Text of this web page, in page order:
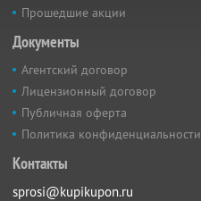
Прошедшие акции
Документы
Агентский договор
Лицензионный договор
Публичная оферта
Политика конфиденциальности
Контакты
sprosi@kupikupon.ru